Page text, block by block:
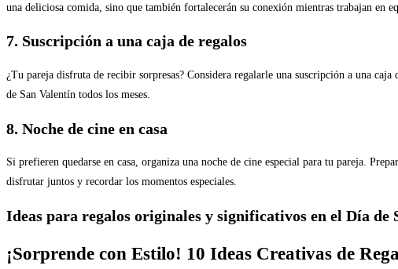
una deliciosa comida, sino que también fortalecerán su conexión mientras trabajan en
7. Suscripción a una caja de regalos
¿Tu pareja disfruta de recibir sorpresas? Considera regalarle una suscripción a una
de San Valentín todos los meses.
8. Noche de cine en casa
Si prefieren quedarse en casa, organiza una noche de cine especial para tu pareja.
disfrutar juntos y recordar los momentos especiales.
Ideas para regalos originales y significativos en el Día de
¡Sorprende con Estilo! 10 Ideas Creativas de